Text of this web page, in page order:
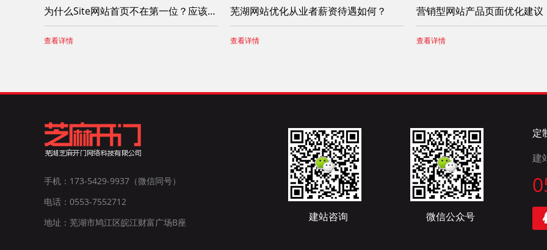
为什么Site网站首页不在第一位？应该如何解决
查看详情
芜湖网站优化从业者薪资待遇如何？
查看详情
营销型网站产品页面优化建议
查看详情
手机：173-5429-9937（微信同号）
电话：0553-7552712
地址：芜湖市鸠江区皖江财富广场B座
建站咨询 微信公众号
定
建